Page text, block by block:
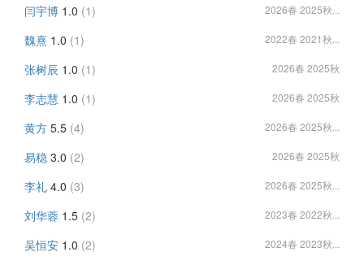
闫宇博 1.0 (1) 2026春 2025秋...
魏熹 1.0 (1) 2022春 2021秋...
张树辰 1.0 (1) 2026春 2025秋
李志慧 1.0 (1) 2026春 2025秋
黄方 5.5 (4) 2026春 2025秋...
易稳 3.0 (2) 2026春 2025秋
李礼 4.0 (3) 2026春 2025秋...
刘华蓉 1.5 (2) 2023春 2022秋...
吴恒安 1.0 (2) 2024春 2023秋...